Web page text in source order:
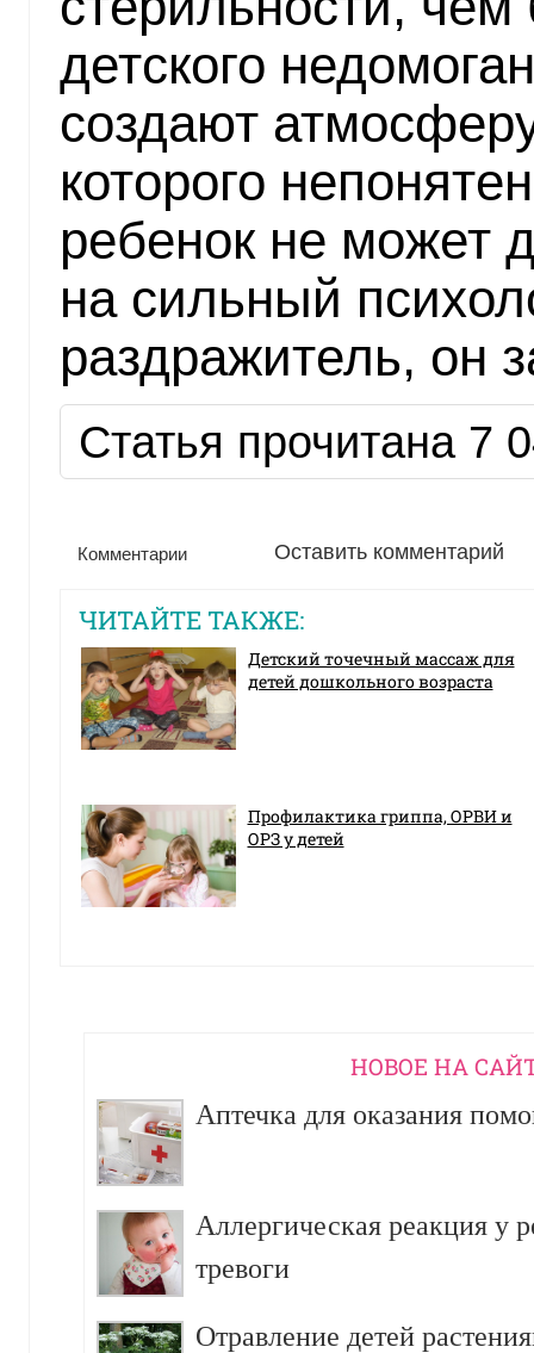
детского
создают
которого
ребенок не может
на сильный
раздражитель, он
Статья прочитана 7
Комментарии Оставить комментарий
ЧИТАЙТЕ ТАКЖЕ:
Детский точечный массаж для
детей дошкольного возраста
Профилактика гриппа, ОРВИ и
ОРЗ у детей
НОВОЕ НА
Аптечка для оказания
Аллергическая реакция у
тревоги
Отравление детей